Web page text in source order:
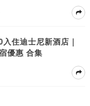
住迪士尼新酒店｜
優惠 合集